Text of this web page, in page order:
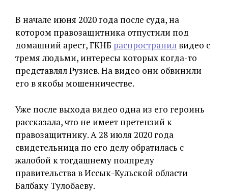
В начале июня 2020 года после суда, на
котором правозащитника отпустили под
домашний арест, ГКНБ распространил видео с
тремя людьми, интересы которых когда-то
представлял Рузиев. На видео они обвинили
его в якобы мошенничестве.
Уже после выхода видео одна из его героинь
рассказала, что не имеет претензий к
правозащитнику. А 28 июля 2020 года
свидетельница по его делу обратилась с
жалобой к тогдашнему полпреду
правительства в Иссык-Кульской области
Балбаку Тулобаеву.